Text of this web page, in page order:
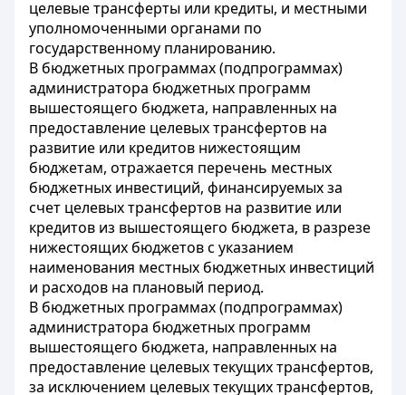
целевые трансферты или кредиты, и местными
уполномоченными органами по
государственному планированию.
В бюджетных программах (подпрограммах)
администратора бюджетных программ
вышестоящего бюджета, направленных на
предоставление целевых трансфертов на
развитие или кредитов нижестоящим
бюджетам, отражается перечень местных
бюджетных инвестиций, финансируемых за
счет целевых трансфертов на развитие или
кредитов из вышестоящего бюджета, в разрезе
нижестоящих бюджетов с указанием
наименования местных бюджетных инвестиций
и расходов на плановый период.
В бюджетных программах (подпрограммах)
администратора бюджетных программ
вышестоящего бюджета, направленных на
предоставление целевых текущих трансфертов,
за исключением целевых текущих трансфертов,